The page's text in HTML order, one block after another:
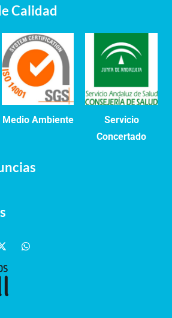
Calidad
Medio Ambiente
Servicio
Concertado